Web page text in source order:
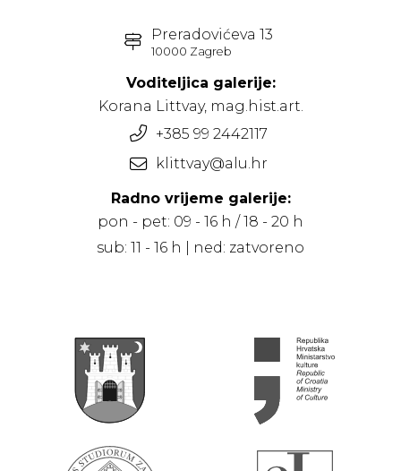
Preradovićeva 13
10000 Zagreb
Voditeljica galerije:
Korana Littvay, mag.hist.art.
+385 99 2442117
klittvay@alu.hr
Radno vrijeme galerije:
pon - pet: 09 - 16 h / 18 - 20 h
sub: 11 - 16 h | ned: zatvoreno